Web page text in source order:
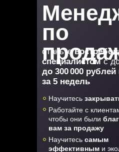
по
Научитесь
Работайте с
чтобы они были
вам за продажу
Научитесь самым
эффективным и
станьте
специалистомс
до 300 000
за 5 недель